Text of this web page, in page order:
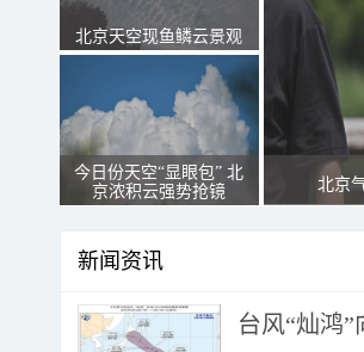
北京天空现鱼鳞云景观
今日份天空“显眼包” 北
京浓积云强势抢镜
北京
新闻资讯
台风“灿鸿